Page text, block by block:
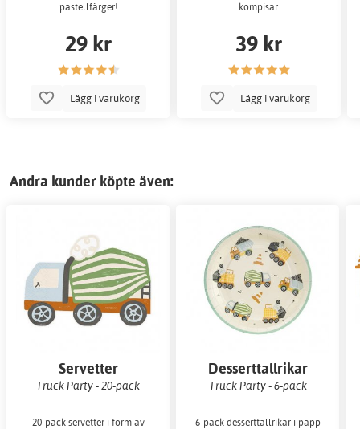
pastellfärger!
29 kr
Lägg i varukorg
kompisar.
39 kr
Lägg i varukorg
Andra kunder köpte även:
Servetter
Truck Party - 20-pack
20-pack servetter i form av
Desserttallrikar
Truck Party - 6-pack
6-pack desserttallrikar i papp